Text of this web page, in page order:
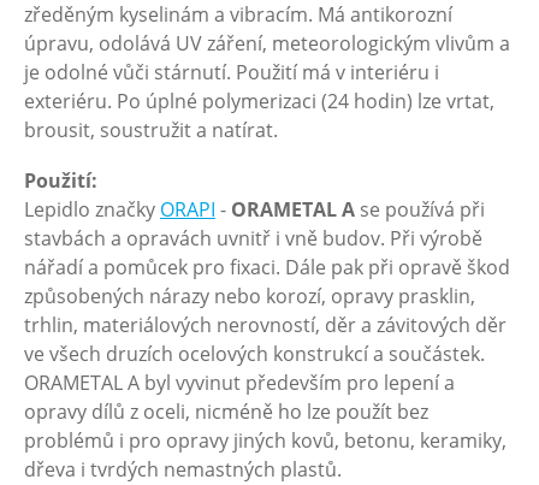
zředěným kyselinám a vibracím. Má antikorozní
úpravu, odolává UV záření, meteorologickým vlivům a
je odolné vůči stárnutí. Použití má v interiéru i
exteriéru. Po úplné polymerizaci (24 hodin) lze vrtat,
brousit, soustružit a natírat.
Použití:
Lepidlo značky ORAPI - ORAMETAL A se používá při
stavbách a opravách uvnitř i vně budov. Při výrobě
nářadí a pomůcek pro fixaci. Dále pak při opravě škod
způsobených nárazy nebo korozí, opravy prasklin,
trhlin, materiálových nerovností, děr a závitových děr
ve všech druzích ocelových konstrukcí a součástek.
ORAMETAL A byl vyvinut především pro lepení a
opravy dílů z oceli, nicméně ho lze použít bez
problémů i pro opravy jiných kovů, betonu, keramiky,
dřeva i tvrdých nemastných plastů.